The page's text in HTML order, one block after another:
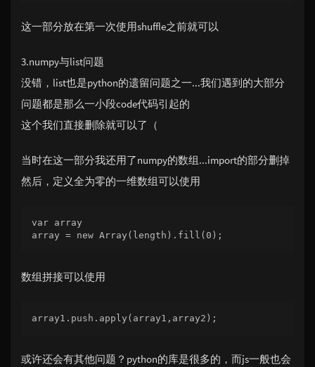
这一部分放在第一次使用shuffle之前就可以
3.numpy与list问题
没错，list也是python的遗留问题之一...我们遇到的大部分
问题都是那么一小段code代码引起的
这个我们直接删除就可以了（
当时在这一部分我还用了numpy的数组...import的部分删掉
然后，定义全为零的一维数组可以使用
var array
array = new Array(length).fill(0);
数组拼接可以使用
array1.push.apply(array1,array2);
或许还会有其他问题？python的库是很多的，而js一般也会